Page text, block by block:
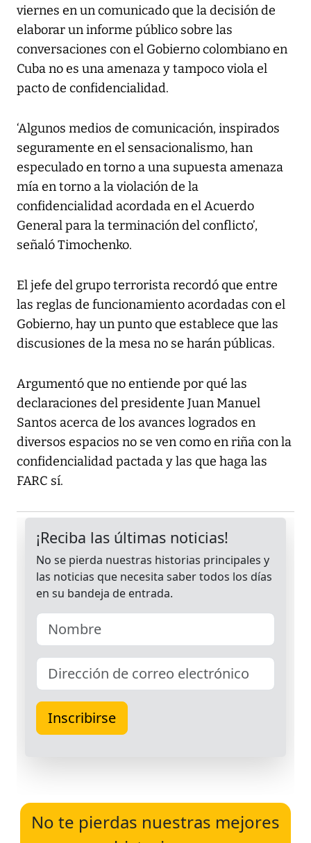
viernes en un comunicado que la decisión de
elaborar un informe público sobre las
conversaciones con el Gobierno colombiano en
Cuba no es una amenaza y tampoco viola el
pacto de confidencialidad.
‘Algunos medios de comunicación, inspirados
seguramente en el sensacionalismo, han
especulado en torno a una supuesta amenaza
mía en torno a la violación de la
confidencialidad acordada en el Acuerdo
General para la terminación del conflicto’,
señaló Timochenko.
El jefe del grupo terrorista recordó que entre
las reglas de funcionamiento acordadas con el
Gobierno, hay un punto que establece que las
discusiones de la mesa no se harán públicas.
Argumentó que no entiende por qué las
declaraciones del presidente Juan Manuel
Santos acerca de los avances logrados en
diversos espacios no se ven como en riña con la
confidencialidad pactada y las que haga las
FARC sí.
No te pierdas nuestras mejores